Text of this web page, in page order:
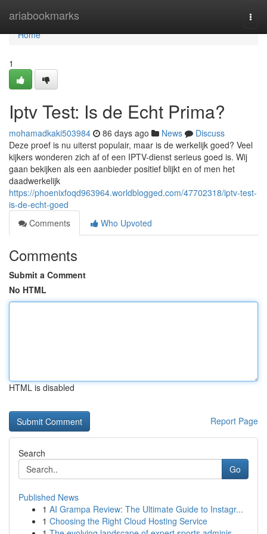
ariabookmarks
Home
Home
1
Iptv Test: Is de Echt Prima?
mohamadkaki503984 86 days ago News
Discuss
Deze proef is nu uiterst populair, maar is de werkelijk goed? Veel
kijkers wonderen zich af of een IPTV-dienst serieus goed is. Wij
gaan bekijken als een aanbieder positief blijkt en of men het
daadwerkelijk
https://phoenixfoqd963964.worldblogged.com/47702318/iptv-test-
is-de-echt-goed
Comments
Who Upvoted
Comments
Submit a Comment
No HTML
HTML is disabled
Report Page
Search
Go
Published News
1 AI Grampa Review: The Ultimate Guide to Instagr...
1 Choosing the Right Cloud Hosting Service